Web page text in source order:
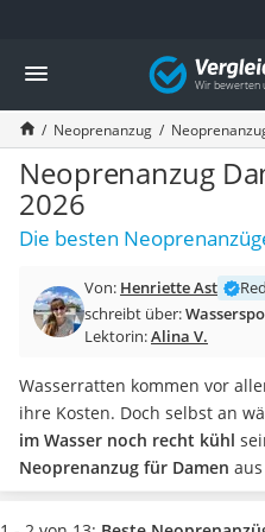
Die beliebtesten Vergleiche nach
Freizeit & Sport
Gartentrampolin
Trampolin
Metalldetektor
Eufab-Fahrradträger
Trampolin 366 cm
Fahrradschloss
Futterboot
Air Bike
Trekkingschuhe Herren
Reisetasche mit Rollen
Klimmzugstation
Koffer
Nachtsichtgerät
Vergleich
Neoprenanzug
Neoprenanzug
2026
Die besten
Von: Henriette Ast
schreibt über:
Lektorin:Alina V.
Wasserratten kommen vor
ihre Kosten. Doch selbst an
im Wasser noch recht kühl
Neoprenanzug für Damen
Sie bestmöglich vor Kälte
ein Shorty, beim Tauchen ist